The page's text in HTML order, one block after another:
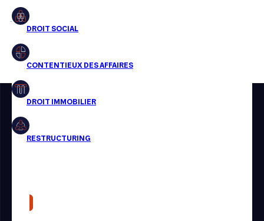
Droit social
Droit immobilier
Restructuring
Presse
jour
Aucun résultats pour cette recherche